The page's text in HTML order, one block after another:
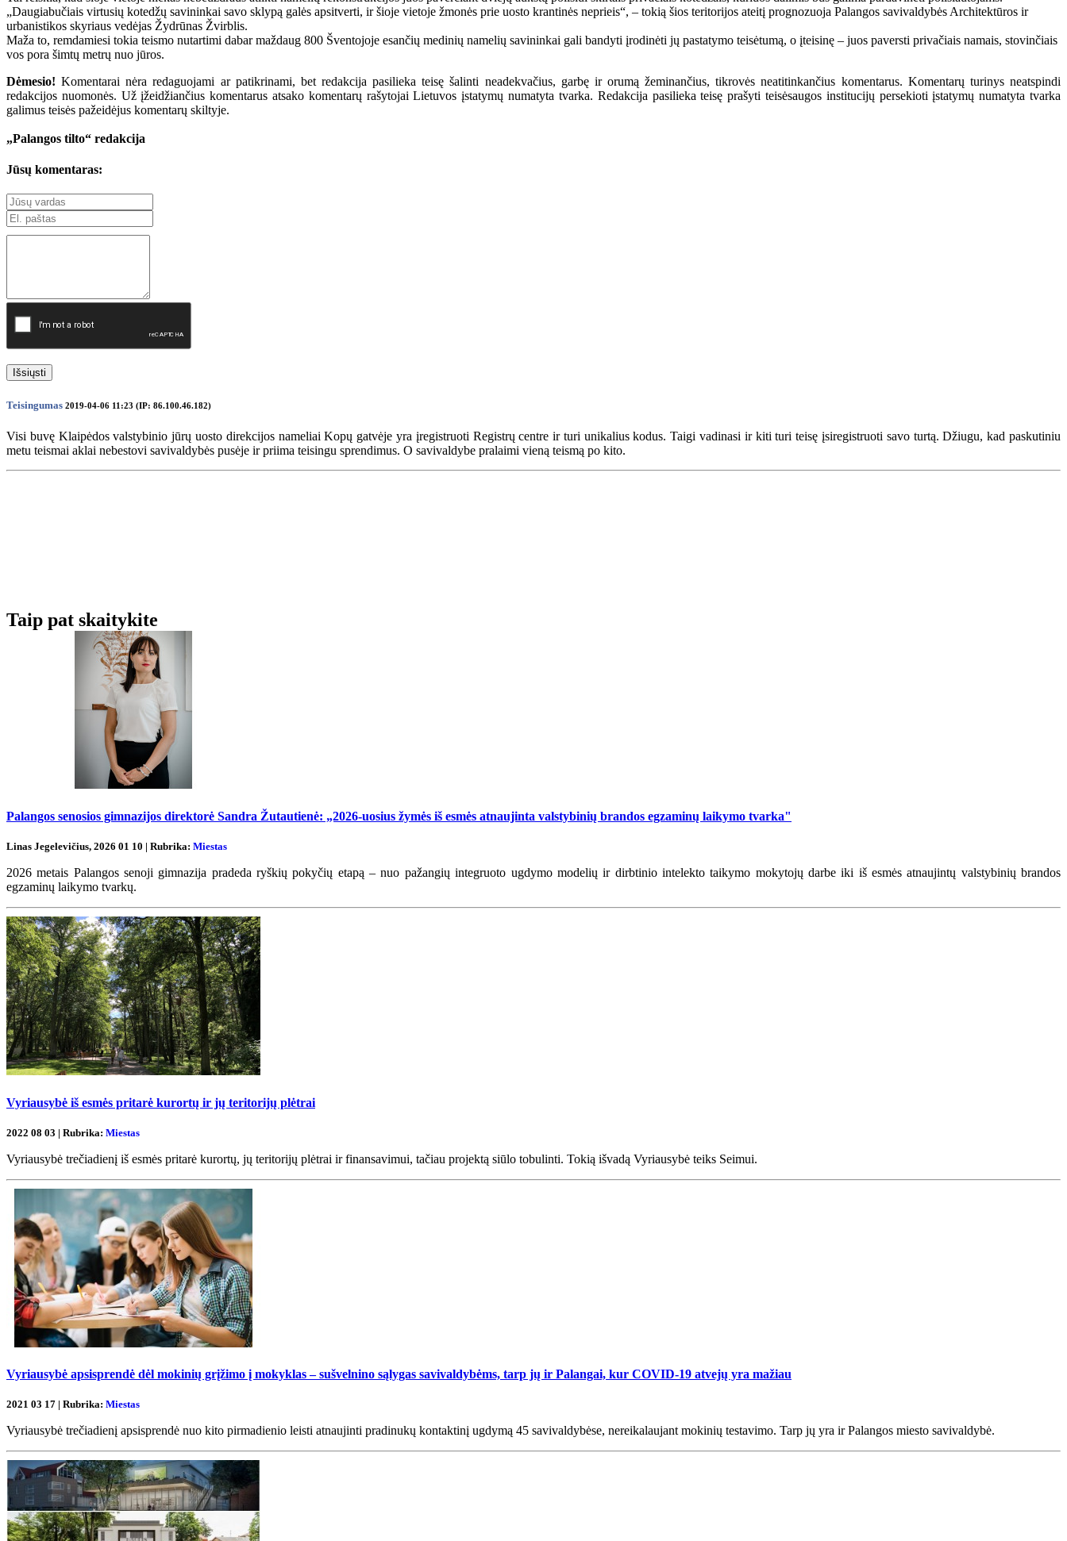
„Daugiabučiais virtusių kotedžų savininkai savo sklypą galės apsitverti, ir šioje vietoje žmonės prie uosto krantinės neprieis“, – tokią šios teritorijos ateitį prognozuoja Palangos savivaldybės Architektūros ir
urbanistikos skyriaus vedėjas Žydrūnas Žvirblis.
Maža to, remdamiesi tokia teismo nutartimi dabar maždaug 800 Šventojoje esančių medinių namelių savininkai gali bandyti įrodinėti jų pastatymo teisėtumą, o įteisinę – juos paversti privačiais namais, stovinčiais
vos pora šimtų metrų nuo jūros.
Dėmesio! Komentarai nėra redaguojami ar patikrinami, bet redakcija pasilieka teisę šalinti neadekvačius, garbę ir orumą žeminančius, tikrovės neatitinkančius komentarus. Komentarų turinys neatspindi
redakcijos nuomonės. Už įžeidžiančius komentarus atsako komentarų rašytojai Lietuvos įstatymų numatyta tvarka. Redakcija pasilieka teisę prašyti teisėsaugos institucijų persekioti įstatymų numatyta tvarka
galimus teisės pažeidėjus komentarų skiltyje.
„Palangos tilto“ redakcija
Jūsų komentaras:
Išsiųsti
Teisingumas 2019-04-06 11:23 (IP: 86.100.46.182)
Visi buvę Klaipėdos valstybinio jūrų uosto direkcijos nameliai Kopų gatvėje yra įregistruoti Registrų centre ir turi unikalius kodus. Taigi vadinasi ir kiti turi teisę įsiregistruoti savo turtą. Džiugu, kad paskutiniu
metu teismai aklai nebestovi savivaldybės pusėje ir priima teisingu sprendimus. O savivaldybe pralaimi vieną teismą po kito.
Taip pat skaitykite
Palangos senosios gimnazijos direktorė Sandra Žutautienė: „2026-uosius žymės iš esmės atnaujinta valstybinių brandos egzaminų laikymo tvarka"
Linas Jegelevičius, 2026 01 10 | Rubrika: Miestas
2026 metais Palangos senoji gimnazija pradeda ryškių pokyčių etapą – nuo pažangių integruoto ugdymo modelių ir dirbtinio intelekto taikymo mokytojų darbe iki iš esmės atnaujintų valstybinių brandos
egzaminų laikymo tvarkų.
Vyriausybė iš esmės pritarė kurortų ir jų teritorijų plėtrai
2022 08 03 | Rubrika: Miestas
Vyriausybė trečiadienį iš esmės pritarė kurortų, jų teritorijų plėtrai ir finansavimui, tačiau projektą siūlo tobulinti. Tokią išvadą Vyriausybė teiks Seimui.
Vyriausybė apsisprendė dėl mokinių grįžimo į mokyklas – sušvelnino sąlygas savivaldybėms, tarp jų ir Palangai, kur COVID-19 atvejų yra mažiau
2021 03 17 | Rubrika: Miestas
Vyriausybė trečiadienį apsisprendė nuo kito pirmadienio leisti atnaujinti pradinukų kontaktinį ugdymą 45 savivaldybėse, nereikalaujant mokinių testavimo. Tarp jų yra ir Palangos miesto savivaldybė.